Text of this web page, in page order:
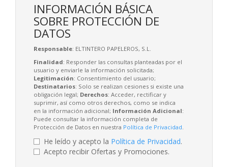
INFORMACIÓN BÁSICA
SOBRE PROTECCIÓN DE
DATOS
Responsable: ELTINTERO PAPELEROS, S.L.
Finalidad: Responder las consultas planteadas por el
usuario y enviarle la información solicitada;
Legitimación: Consentimiento del usuario;
Destinatarios: Solo se realizan cesiones si existe una
obligación legal; Derechos: Acceder, rectificar y
suprimir, así como otros derechos, como se indica
en la información adicional; Información Adicional:
Puede consultar la información completa de
Protección de Datos en nuestra Política de Privacidad
He leído y acepto la Política de Privacidad.
Acepto recibir Ofertas y Promociones.